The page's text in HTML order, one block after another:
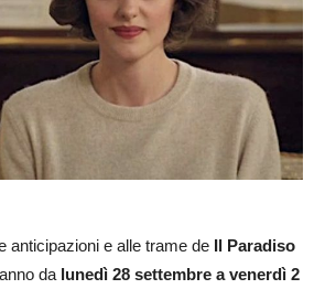
anticipazioni e alle trame de Il Paradiso
da lunedì 28 settembre a venerdì 2